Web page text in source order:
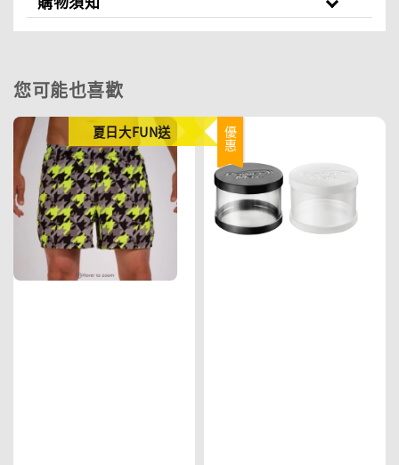
您可能也喜歡
夏日大FUN送 優惠